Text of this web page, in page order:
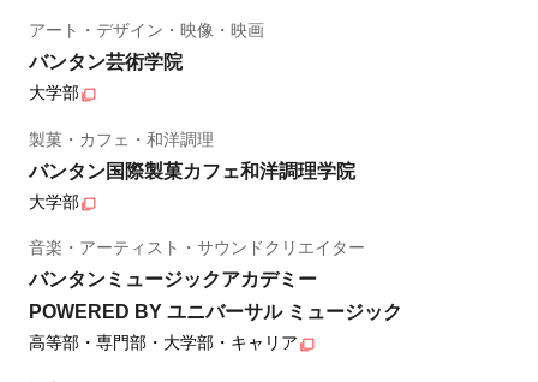
アート・デザイン・映像・映画
バンタン芸術学院
大学部
製菓・カフェ・和洋調理
バンタン国際製菓カフェ和洋調理学院
大学部
音楽・アーティスト・サウンドクリエイター
バンタンミュージックアカデミー
POWERED BY ユニバーサル ミュージック
高等部・専門部・大学部・キャリア